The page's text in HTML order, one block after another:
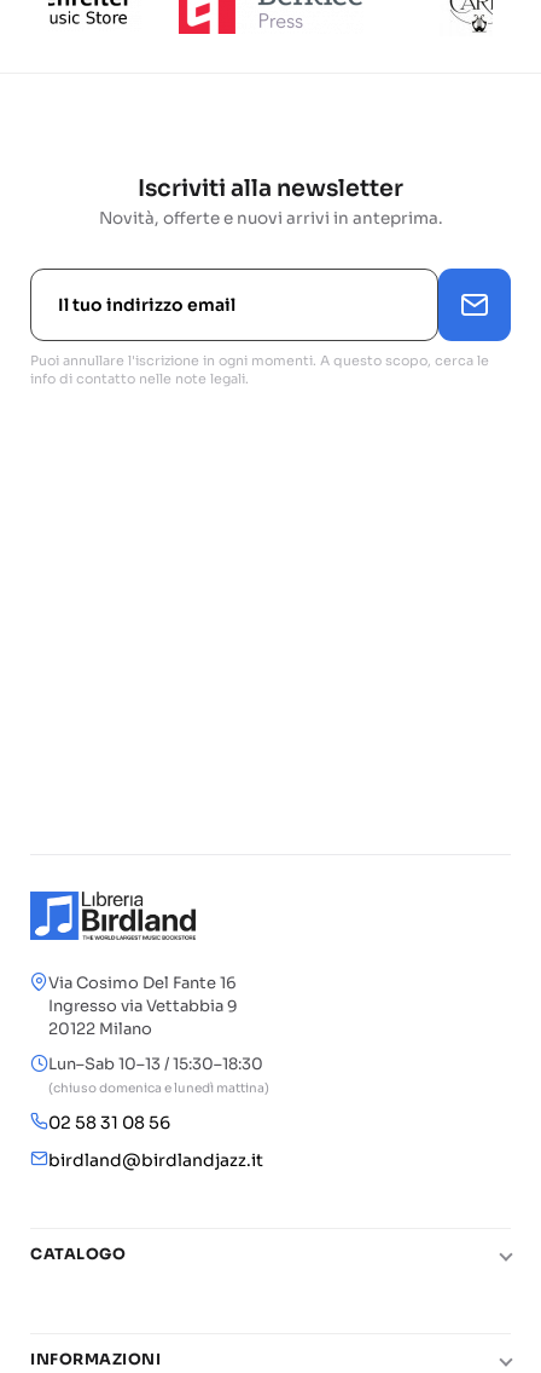
Iscriviti alla newsletter
Novità, offerte e nuovi arrivi in anteprima.
Puoi annullare l'iscrizione in ogni momenti. A questo scopo, cerca le
info di contatto nelle note legali.
Via Cosimo Del Fante 16
Ingresso via Vettabbia 9
20122 Milano
Lun–Sab 10–13 / 15:30–18:30
(chiuso domenica e lunedì mattina)
02 58 31 08 56
birdland@birdlandjazz.it
CATALOGO
Chitarra
INFORMAZIONI